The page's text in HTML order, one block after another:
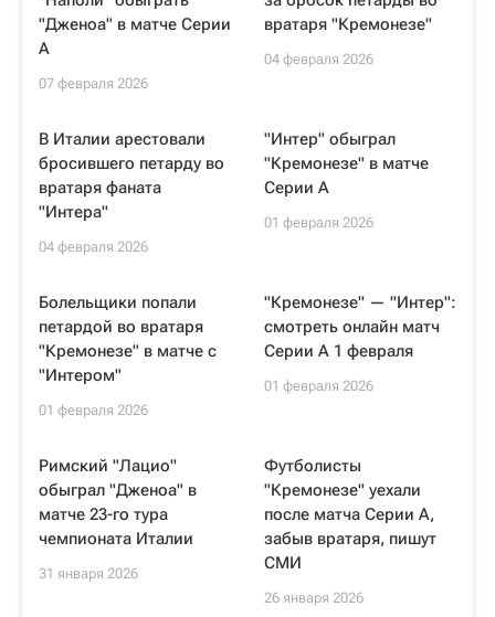
"Дженоа" в матче Серии
А
07 февраля 2026
вратаря "Кремонезе"
04 февраля 2026
В Италии арестовали
бросившего петарду во
вратаря фаната
"Интера"
04 февраля 2026
"Интер" обыграл
"Кремонезе" в матче
Серии А
01 февраля 2026
Болельщики попали
петардой во вратаря
"Кремонезе" в матче с
"Интером"
01 февраля 2026
"Кремонезе" — "Интер":
смотреть онлайн матч
Серии А 1 февраля
01 февраля 2026
Римский "Лацио"
обыграл "Дженоа" в
матче 23-го тура
чемпионата Италии
31 января 2026
Футболисты
"Кремонезе" уехали
после матча Серии А,
забыв вратаря, пишут
СМИ
26 января 2026